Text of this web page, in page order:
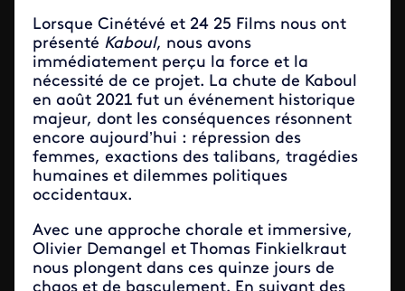
Lorsque Cinétévé et 24 25 Films nous ont
présenté Kaboul, nous avons
immédiatement perçu la force et la
nécessité de ce projet. La chute de Kaboul
en août 2021 fut un événement historique
majeur, dont les conséquences résonnent
encore aujourd’hui : répression des
femmes, exactions des talibans, tragédies
humaines et dilemmes politiques
occidentaux.
Avec une approche chorale et immersive,
Olivier Demangel et Thomas Finkielkraut
nous plongent dans ces quinze jours de